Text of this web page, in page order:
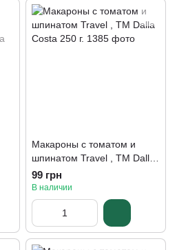
Макароны с томатом и
шпинатом Travel , TM Dalla
Costa 250 г.
99 грн
В наличии